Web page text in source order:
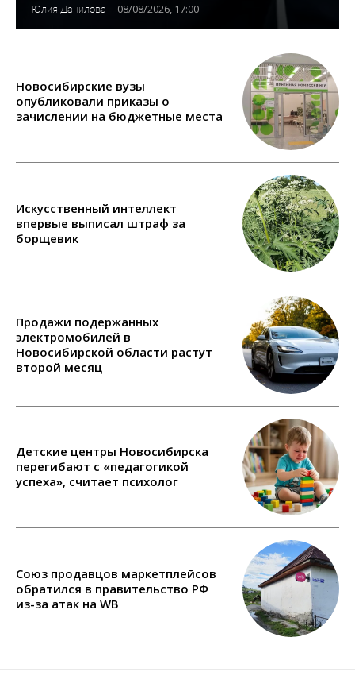
Юлия Данилова - 08/08/2026, 17:00
Новосибирские вузы
опубликовали приказы о
зачислении на бюджетные места
Искусственный интеллект
впервые выписал штраф за
борщевик
Продажи подержанных
электромобилей в
Новосибирской области растут
второй месяц
Детские центры Новосибирска
перегибают с «педагогикой
успеха», считает психолог
Союз продавцов маркетплейсов
обратился в правительство РФ
из-за атак на WB